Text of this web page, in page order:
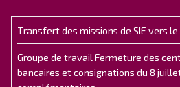
Transfert des missions de SIE vers
Groupe de travail Fermeture des
bancaires et consignations du 8